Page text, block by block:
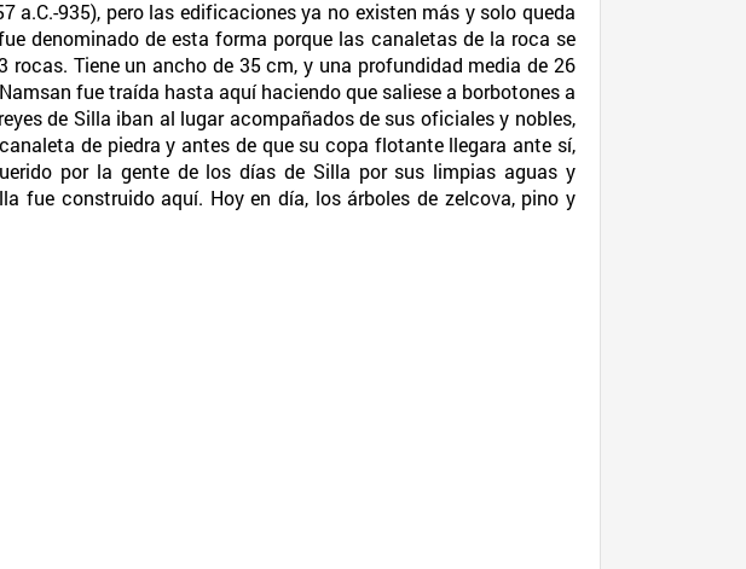
935), pero las edificaciones ya no existen más y solo queda
denominado de esta forma porque las canaletas de la roca se
Tiene un ancho de 35 cm, y una profundidad media de 26
fue traída hasta aquí haciendo que saliese a borbotones a
de Silla iban al lugar acompañados de sus oficiales y nobles,
de piedra y antes de que su copa flotante llegara ante sí,
por la gente de los días de Silla por sus limpias aguas y
fue construido aquí. Hoy en día, los árboles de zelcova, pino y